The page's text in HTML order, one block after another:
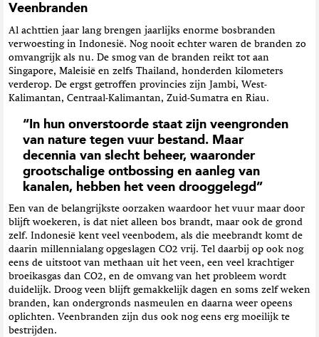
Veenbranden
Al achttien jaar lang brengen jaarlijks enorme bosbranden
verwoesting in Indonesië. Nog nooit echter waren de branden zo
omvangrijk als nu. De smog van de branden reikt tot aan
Singapore, Maleisië en zelfs Thailand, honderden kilometers
verderop. De ergst getroffen provincies zijn Jambi, West-
Kalimantan, Centraal-Kalimantan, Zuid-Sumatra en Riau.
“In hun onverstoorde staat zijn veengronden
van nature tegen vuur bestand. Maar
decennia van slecht beheer, waaronder
grootschalige ontbossing en aanleg van
kanalen, hebben het veen drooggelegd”
Een van de belangrijkste oorzaken waardoor het vuur maar door
blijft woekeren, is dat niet alleen bos brandt, maar ook de grond
zelf. Indonesië kent veel veenbodem, als die meebrandt komt de
daarin millennialang opgeslagen CO2 vrij. Tel daarbij op ook nog
eens de uitstoot van methaan uit het veen, een veel krachtiger
broeikasgas dan CO2, en de omvang van het probleem wordt
duidelijk. Droog veen blijft gemakkelijk dagen en soms zelf weken
branden, kan ondergronds nasmeulen en daarna weer opeens
oplichten. Veenbranden zijn dus ook nog eens erg moeilijk te
bestrijden.